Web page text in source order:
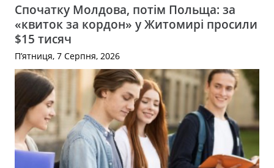
Спочатку Молдова, потім Польща: за
«квиток за кордон» у Житомирі просили
$15 тисяч
П’ятниця, 7 Серпня, 2026